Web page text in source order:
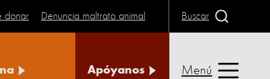
donar Denuncia maltrato animal Buscar
Apóyanos Menú